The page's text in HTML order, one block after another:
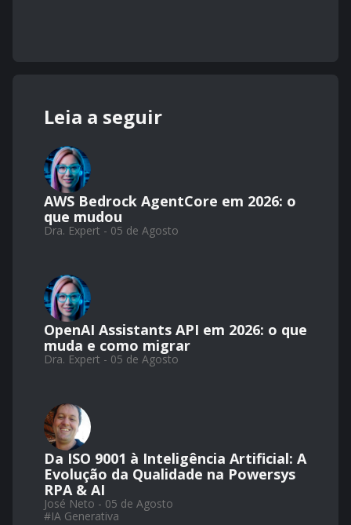
Leia a seguir
AWS Bedrock AgentCore em 2026: o
que mudou
Dra. Expert - 05 de Agosto
OpenAI Assistants API em 2026: o que
muda e como migrar
Dra. Expert - 05 de Agosto
Da ISO 9001 à Inteligência Artificial: A
Evolução da Qualidade na Powersys
RPA & AI
José Neto - 05 de Agosto
#IA Generativa